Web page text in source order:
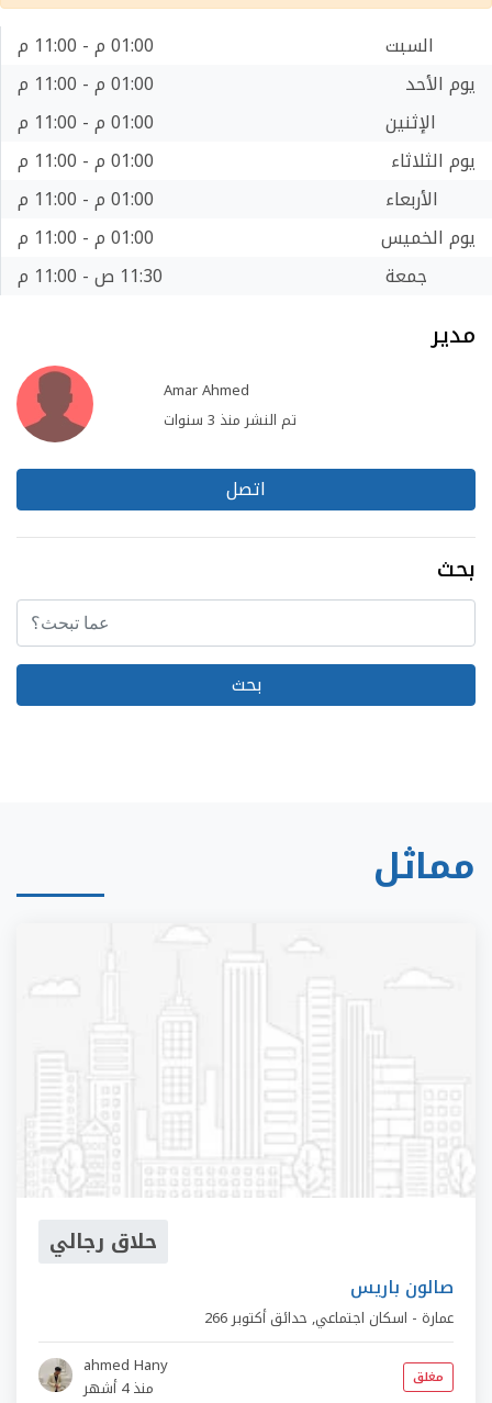
السبت
01:00 م - 11:00 م
يوم الأحد
01:00 م - 11:00 م
الإثنين
01:00 م - 11:00 م
يوم الثلاثاء
01:00 م - 11:00 م
الأربعاء
01:00 م - 11:00 م
يوم الخميس
01:00 م - 11:00 م
جمعة
11:30 ص - 11:00 م
مدير
Amar Ahmed
تم النشر منذ 3 سنوات
اتصل
بحث
مماثل
حلاق رجالي
صالون باريس
266 عمارة - اسكان اجتماعي, حدائق أكتوبر
ahmed Hany
منذ 4 أشهر
مغلق